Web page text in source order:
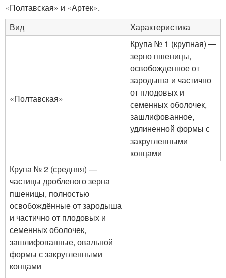
«Полтавская» и «Артек».
Вид
Характеристика
«Полтавская»
Крупа № 1 (крупная) —
зерно пшеницы,
освобожденное от
зародыша и частично
от плодовых и
семенных оболочек,
зашлифованное,
удлиненной формы с
закругленными
концами
Крупа № 2 (средняя) —
частицы дробленого зерна
пшеницы, полностью
освобождённые от зародыша
и частично от плодовых и
семенных оболочек,
зашлифованные, овальной
формы с закругленными
концами